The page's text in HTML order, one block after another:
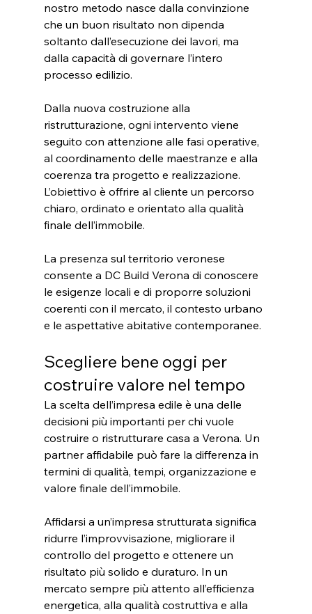
nostro metodo nasce dalla convinzione
che un buon risultato non dipenda
soltanto dall’esecuzione dei lavori, ma
dalla capacità di governare l’intero
processo edilizio.
Dalla nuova costruzione alla
ristrutturazione, ogni intervento viene
seguito con attenzione alle fasi operative,
al coordinamento delle maestranze e alla
coerenza tra progetto e realizzazione.
L’obiettivo è offrire al cliente un percorso
chiaro, ordinato e orientato alla qualità
finale dell’immobile.
La presenza sul territorio veronese
consente a DC Build Verona di conoscere
le esigenze locali e di proporre soluzioni
coerenti con il mercato, il contesto urbano
e le aspettative abitative contemporanee.
Scegliere bene oggi per
costruire valore nel tempo
La scelta dell’impresa edile è una delle
decisioni più importanti per chi vuole
costruire o ristrutturare casa a Verona. Un
partner affidabile può fare la differenza in
termini di qualità, tempi, organizzazione e
valore finale dell’immobile.
Affidarsi a un’impresa strutturata significa
ridurre l’improvvisazione, migliorare il
controllo del progetto e ottenere un
risultato più solido e duraturo. In un
mercato sempre più attento all’efficienza
energetica, alla qualità costruttiva e alla